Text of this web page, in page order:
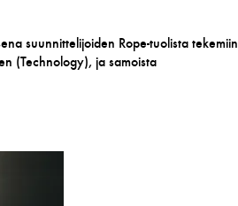
suunnittelijoiden Rope-tuolista tekemiin
(Technology), ja samoista